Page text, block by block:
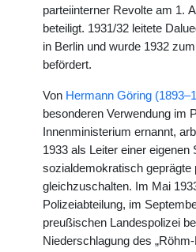
parteiinterner Revolte am 1.
beteiligt. 1931/32 leitete
in Berlin und wurde 1932
befördert.
Von Hermann Göring
besonderen Verwendung im
Innenministerium ernannt,
1933 als Leiter einer eigenen
sozialdemokratisch geprägte
gleichzuschalten. Im Mai
Polizeiabteilung, im
preußischen Landespolizei
Niederschlagung des